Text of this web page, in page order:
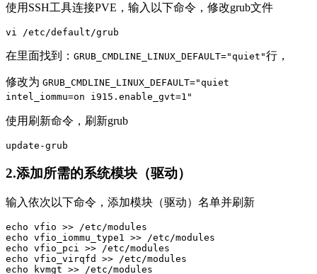
使用SSH工具连接PVE，输入以下命令，修改grub文件
vi /etc/default/grub
在里面找到： GRUB_CMDLINE_LINUX_DEFAULT="quiet"行，
修改为 GRUB_CMDLINE_LINUX_DEFAULT="quiet
intel_iommu=on i915.enable_gvt=1"
使用刷新命令，刷新grub
update-grub
2.添加所需的系统模块（驱动）
输入依次以下命令，添加模块（驱动）名单并刷新
echo vfio >> /etc/modules
echo vfio_iommu_type1 >> /etc/modules
echo vfio_pci >> /etc/modules
echo vfio_virqfd >> /etc/modules
echo kvmgt >> /etc/modules